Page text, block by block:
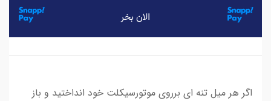
اگر هر میل تنه ای برروی موتورسیکلت خود انداختید و باز